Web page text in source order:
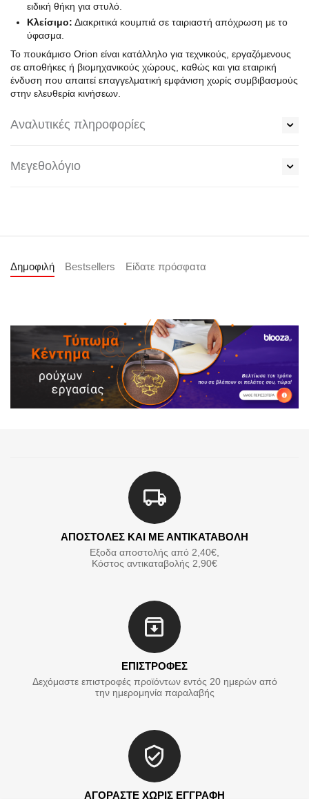
ειδική θήκη για στυλό.
Κλείσιμο: Διακριτικά κουμπιά σε ταιριαστή απόχρωση με το
ύφασμα.
Το πουκάμισο Orion είναι κατάλληλο για τεχνικούς, εργαζόμενους
σε αποθήκες ή βιομηχανικούς χώρους, καθώς και για εταιρική
ένδυση που απαιτεί επαγγελματική εμφάνιση χωρίς συμβιβασμούς
στην ελευθερία κινήσεων.
Αναλυτικές πληροφορίες
Μεγεθολόγιο
Δημοφιλή Bestsellers Είδατε πρόσφατα
ΑΠΟΣΤΟΛΕΣ ΚΑΙ ΜΕ ΑΝΤΙΚΑΤΑΒΟΛΗ
Εξοδα αποστολής από 2,40€,
Κόστος αντικαταβολής 2,90€
ΕΠΙΣΤΡΟΦΕΣ
Δεχόμαστε επιστροφές προϊόντων εντός 20 ημερών από
την ημερομηνία παραλαβής
ΑΓΟΡΑΣΤΕ ΧΩΡΙΣ ΕΓΓΡΑΦΗ